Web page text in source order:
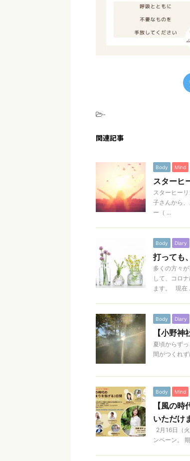
-
関連記事
Body Mind
スターヒ
スターヒー
子さんから
ー（ ...
Body Diary
打っても
多くの方々
して、コロ
ます。 現在
Body Diary
【小野
夏頃からず
間がつくれ
Body Mind
【風の
いただけ
2月16日（
ンペーン。